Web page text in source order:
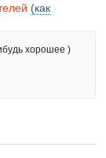
(как
хорошее )